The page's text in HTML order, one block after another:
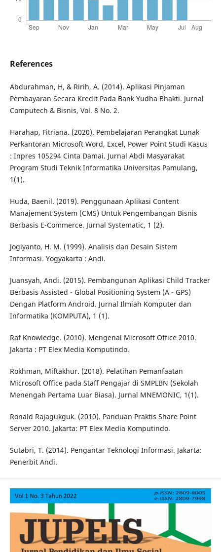
References
Abdurahman, H, & Ririh, A. (2014). Aplikasi Pinjaman
Pembayaran Secara Kredit Pada Bank Yudha Bhakti. Jurnal
Computech & Bisnis, Vol. 8 No. 2.
Harahap, Fitriana. (2020). Pembelajaran Perangkat Lunak
Perkantoran Microsoft Word, Excel, Power Point Studi Kasus
: Inpres 105294 Cinta Damai. Jurnal Abdi Masyarakat
Program Studi Teknik Informatika Universitas Pamulang,
1(1).
Huda, Baenil. (2019). Penggunaan Aplikasi Content
Manajement System (CMS) Untuk Pengembangan Bisnis
Berbasis E-Commerce. Jurnal Systematic, 1 (2).
Jogiyanto, H. M. (1999). Analisis dan Desain Sistem
Informasi. Yogyakarta : Andi.
Juansyah, Andi. (2015). Pembangunan Aplikasi Child Tracker
Berbasis Assisted - Global Positioning System (A - GPS)
Dengan Platform Android. Jurnal Ilmiah Komputer dan
Informatika (KOMPUTA), 1 (1).
Raf Knowledge. (2010). Mengenal Microsoft Office 2010.
Jakarta : PT Elex Media Komputindo.
Rokhman, Miftakhur. (2018). Pelatihan Pemanfaatan
Microsoft Office pada Staff Pengajar di SMPLBN (Sekolah
Menengah Pertama Luar Biasa). Jurnal MNEMONIC, 1(1).
Ronald Rajagukguk. (2010). Panduan Praktis Share Point
Server 2010. Jakarta: PT Elex Media Komputindo.
Sutabri, T. (2014). Pengantar Teknologi Informasi. Jakarta:
Penerbit Andi.